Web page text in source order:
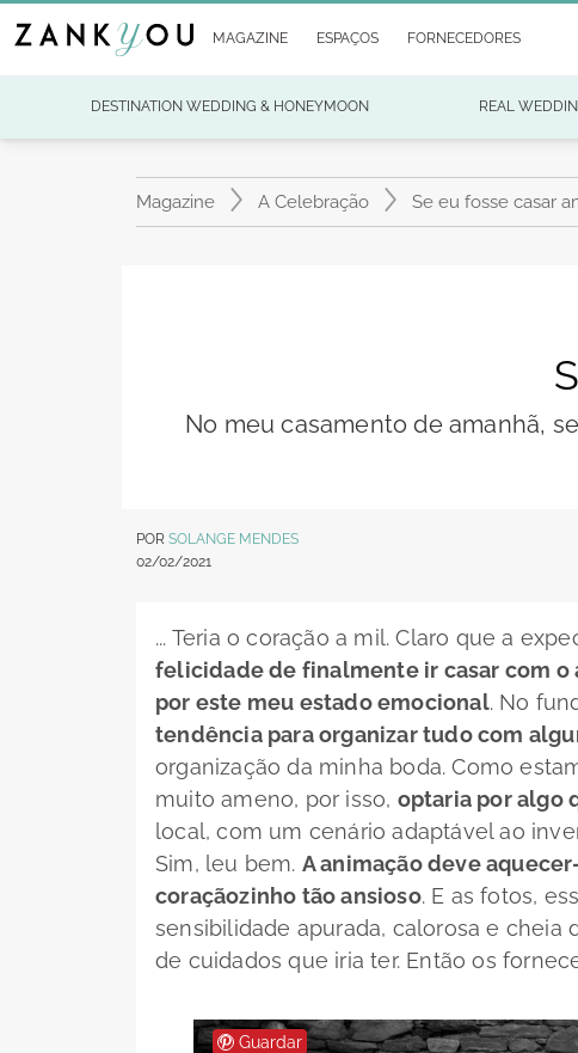
MAGAZINE ESPAÇOS FORNECEDORES
DESTINATION WEDDING & HONEYMOON REAL
Magazine A Celebração Se eu fosse casar
No meu casamento de amanhã,
POR SOLANGE MENDES
02/02/2021
... Teria o coração a mil. Claro que a
felicidade de finalmente ir casar com o
por este meu estado emocional. No
tendência para organizar tudo com
organização da minha boda. Como
muito ameno, por isso, optaria por algo
local, com um cenário adaptável ao
Sim, leu bem. A animação deve
coraçãozinho tão ansioso. E as fotos,
sensibilidade apurada, calorosa e cheia
de cuidados que iria ter. Então os
Guardar